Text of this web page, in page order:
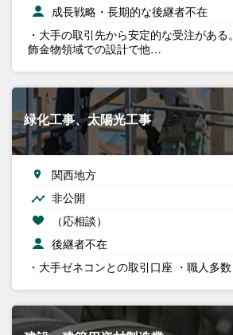
成長戦略・長期的な後継者不在
・大手の取引先から安定的な受注があ
飾金物領域での設計で他…
緑化工事、太陽光工事
関西地方
非公開
（応相談）
後継者不在
・大手ゼネコンとの取引口座 ・職人多数